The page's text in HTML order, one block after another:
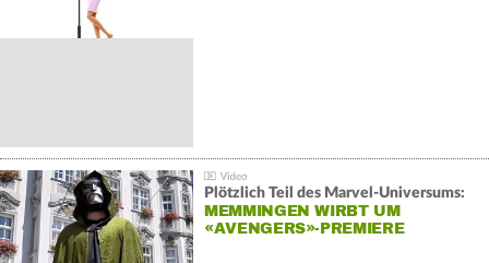
Plötzlich Teil des Marvel-Universums:
MEMMINGEN WIRBT UM
«AVENGERS»-PREMIERE